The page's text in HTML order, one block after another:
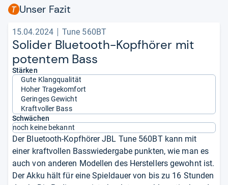
Unser Fazit
15.04.2024 Tune 560BT
Soli­der Blue­tooth-​Kopf­hö­rer mit
poten­tem Bass
Stärken
Gute Klangqualität
Hoher Tragekomfort
Geringes Gewicht
Kraftvoller Bass
Schwächen
noch keine bekannt
Der Bluetooth-Kopfhörer JBL Tune 560BT kann mit
einer kraftvollen Basswiedergabe punkten, wie man es
auch von anderen Modellen des Herstellers gewohnt ist.
Der Akku hält für eine Spieldauer von bis zu 16 Stunden